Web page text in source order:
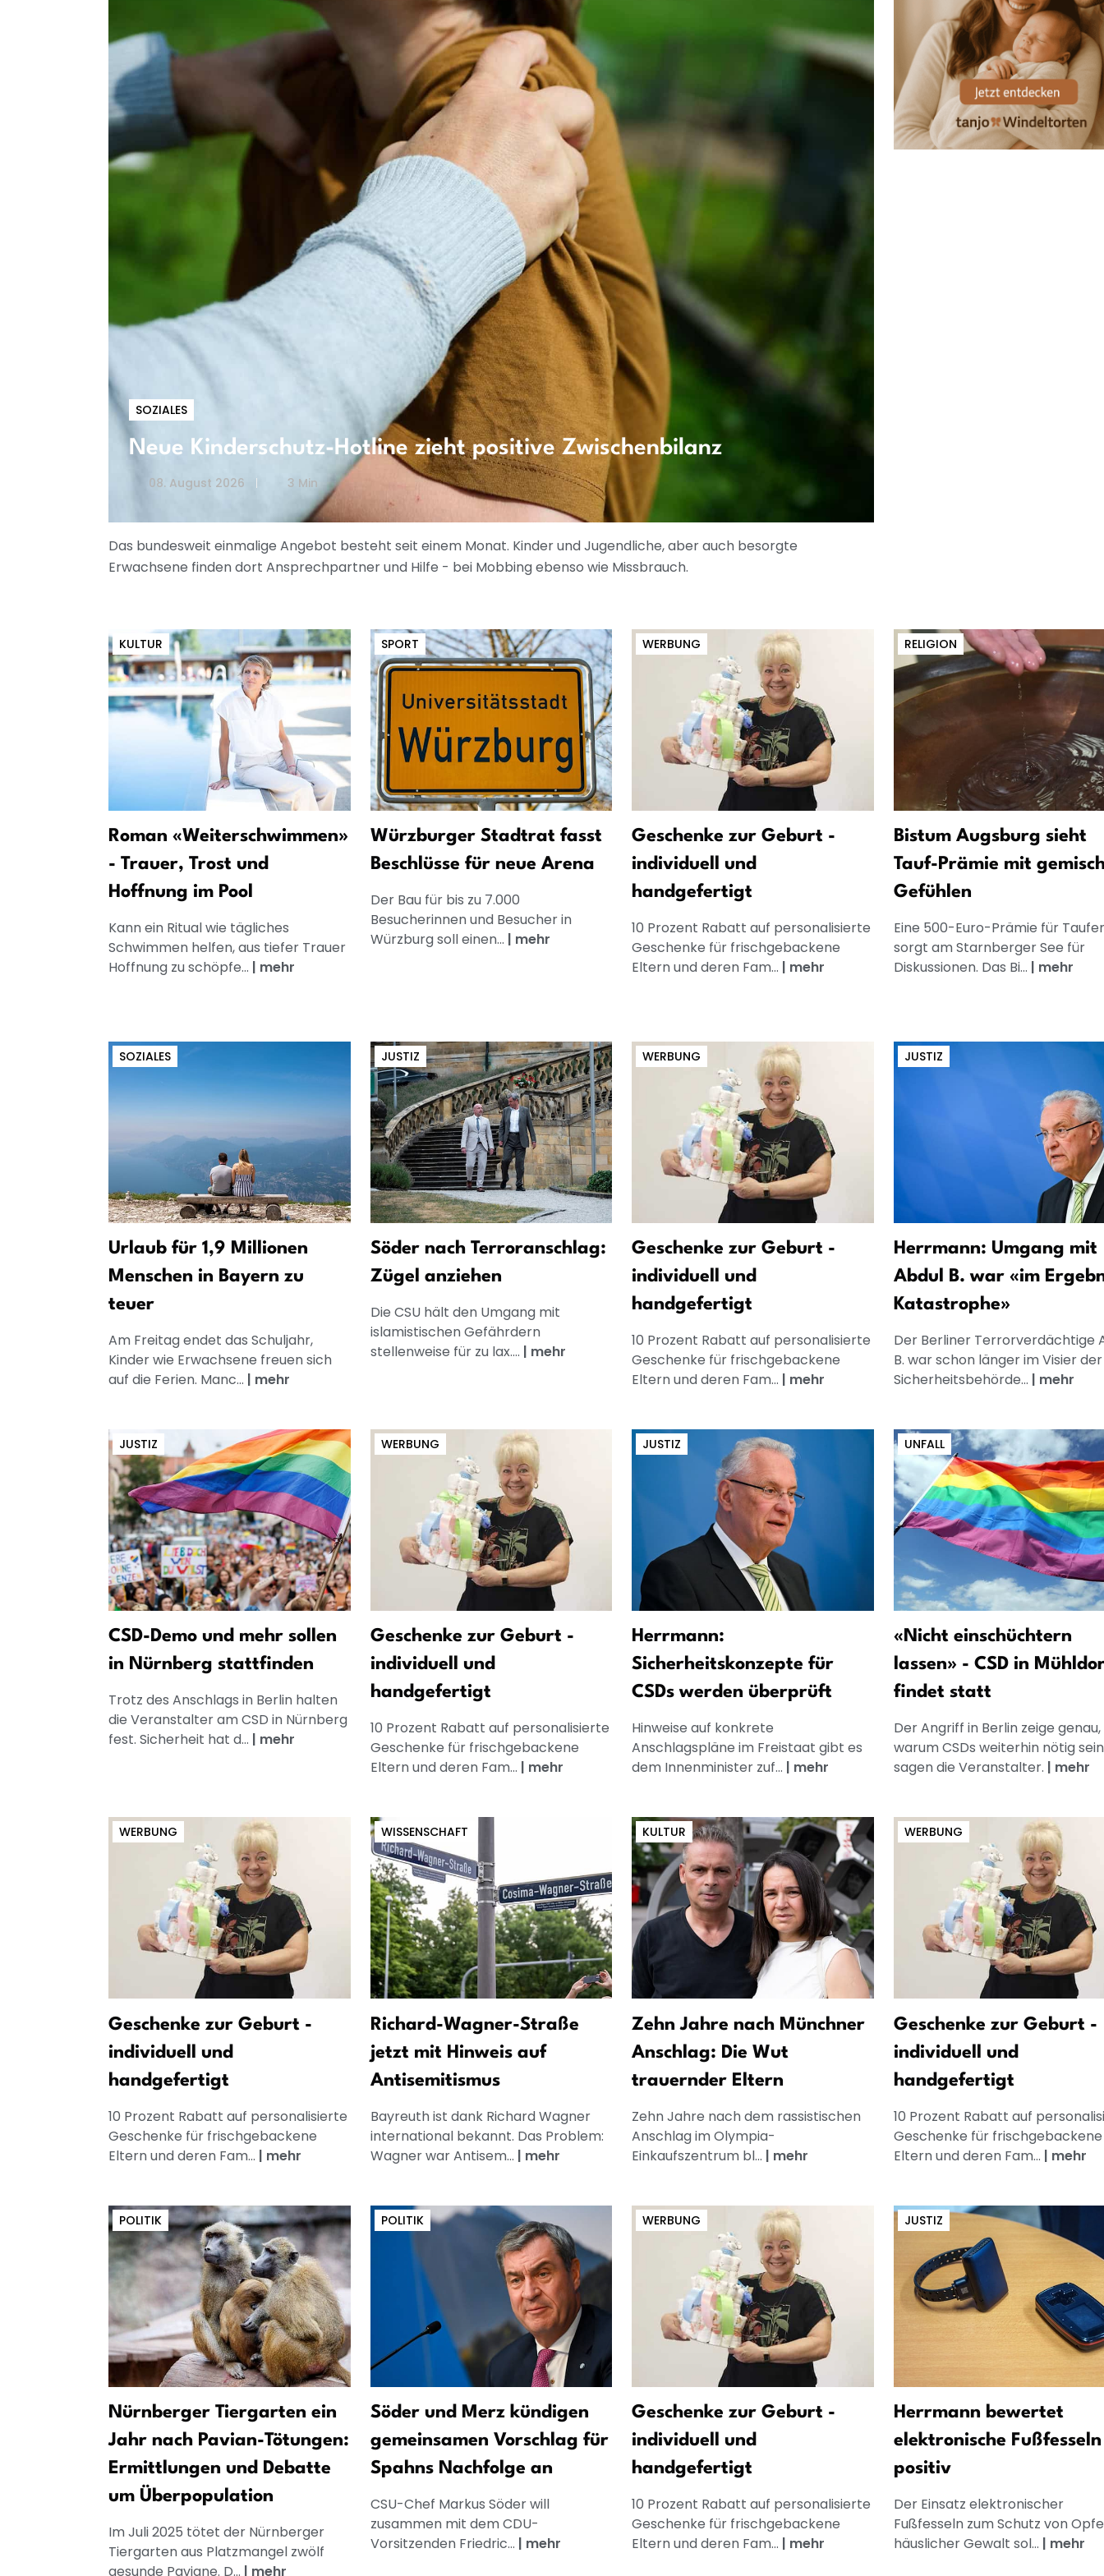
SOZIALES
Neue Kinderschutz-Hotline zieht positive Zwischenbilanz
08. August 2026 3 Min
Das bundesweit einmalige Angebot besteht seit einem Monat. Kinder und Jugendliche, aber auch besorgte
Erwachsene finden dort Ansprechpartner und Hilfe - bei Mobbing ebenso wie Missbrauch.
KULTUR
Roman «Weiterschwimmen»
- Trauer, Trost und
Hoffnung im Pool
Kann ein Ritual wie tägliches
Schwimmen helfen, aus tiefer Trauer
Hoffnung zu schöpfe... | mehr
SPORT
Würzburger Stadtrat fasst
Beschlüsse für neue Arena
Der Bau für bis zu 7.000
Besucherinnen und Besucher in
Würzburg soll einen... | mehr
WERBUNG
Geschenke zur Geburt -
individuell und
handgefertigt
10 Prozent Rabatt auf personalisierte
Geschenke für frischgebackene
Eltern und deren Fam... | mehr
RELIGION
Bistum Augsburg sieht
Tauf-Prämie mit
Gefühlen
Eine 500-Euro-Prämie für
sorgt am Starnberger See für
Diskussionen. Das Bi... | mehr
SOZIALES
Urlaub für 1,9 Millionen
Menschen in Bayern zu
teuer
Am Freitag endet das Schuljahr,
Kinder wie Erwachsene freuen sich
auf die Ferien. Manc... | mehr
JUSTIZ
Söder nach Terroranschlag:
Zügel anziehen
Die CSU hält den Umgang mit
islamistischen Gefährdern
stellenweise für zu lax.... | mehr
WERBUNG
Geschenke zur Geburt -
individuell und
handgefertigt
10 Prozent Rabatt auf personalisierte
Geschenke für frischgebackene
Eltern und deren Fam... | mehr
JUSTIZ
Herrmann: Umgang mit
Abdul B. war «im
Katastrophe»
Der Berliner Terrorverdächtige
B. war schon länger im Visier der
Sicherheitsbehörde... | mehr
JUSTIZ
CSD-Demo und mehr sollen
in Nürnberg stattfinden
Trotz des Anschlags in Berlin halten
die Veranstalter am CSD in Nürnberg
fest. Sicherheit hat d... | mehr
WERBUNG
Geschenke zur Geburt -
individuell und
handgefertigt
10 Prozent Rabatt auf personalisierte
Geschenke für frischgebackene
Eltern und deren Fam... | mehr
JUSTIZ
Herrmann:
Sicherheitskonzepte für
CSDs werden überprüft
Hinweise auf konkrete
Anschlagspläne im Freistaat gibt es
dem Innenminister zuf... | mehr
UNFALL
«Nicht einschüchtern
lassen» - CSD in
findet statt
Der Angriff in Berlin zeige genau,
warum CSDs weiterhin nötig
sagen die Veranstalter. | mehr
WERBUNG
Geschenke zur Geburt -
individuell und
handgefertigt
10 Prozent Rabatt auf personalisierte
Geschenke für frischgebackene
Eltern und deren Fam... | mehr
WISSENSCHAFT
Richard-Wagner-Straße
jetzt mit Hinweis auf
Antisemitismus
Bayreuth ist dank Richard Wagner
international bekannt. Das Problem:
Wagner war Antisem... | mehr
KULTUR
Zehn Jahre nach Münchner
Anschlag: Die Wut
trauernder Eltern
Zehn Jahre nach dem rassistischen
Anschlag im Olympia-
Einkaufszentrum bl... | mehr
WERBUNG
Geschenke zur Geburt -
individuell und
handgefertigt
10 Prozent Rabatt auf
Geschenke für frischgebackene
Eltern und deren Fam... | mehr
POLITIK
Nürnberger Tiergarten ein
Jahr nach Pavian-Tötungen:
Ermittlungen und Debatte
um Überpopulation
Im Juli 2025 tötet der Nürnberger
Tiergarten aus Platzmangel zwölf
gesunde Paviane. D... | mehr
POLITIK
Söder und Merz kündigen
gemeinsamen Vorschlag für
Spahns Nachfolge an
CSU-Chef Markus Söder will
zusammen mit dem CDU-
Vorsitzenden Friedric... | mehr
WERBUNG
Geschenke zur Geburt -
individuell und
handgefertigt
10 Prozent Rabatt auf personalisierte
Geschenke für frischgebackene
Eltern und deren Fam... | mehr
JUSTIZ
Herrmann bewertet
elektronische Fußfesseln
positiv
Der Einsatz elektronischer
Fußfesseln zum Schutz von
häuslicher Gewalt sol... | mehr